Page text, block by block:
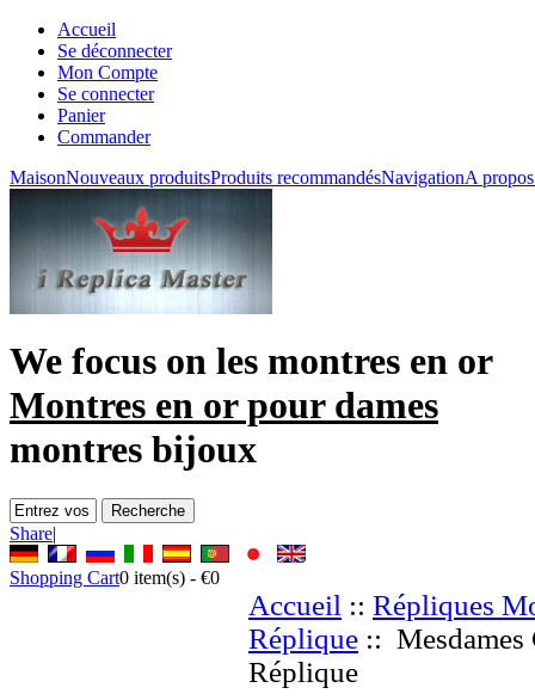
Accueil
Se déconnecter
Mon Compte
Se connecter
Panier
Commander
MaisonNouveaux produitsProduits recommandésNavigationA
We focus on les montres en or
Montres en or pour dames
montres bijoux
Share|
Shopping Cart0 item(s) - €0
Accueil :: Répliques
Réplique :: Mesdames
Réplique